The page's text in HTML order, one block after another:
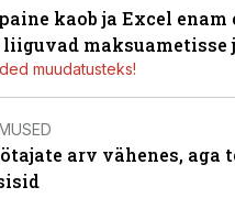
kaob ja Excel enam
liiguvad
muudatusteks!
arv vähenes, aga